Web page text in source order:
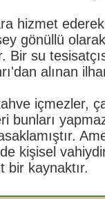
hizmet
gönüllü
Bir su
alınan
içmezler,
bunları
kişisel
bir kaynaktır.